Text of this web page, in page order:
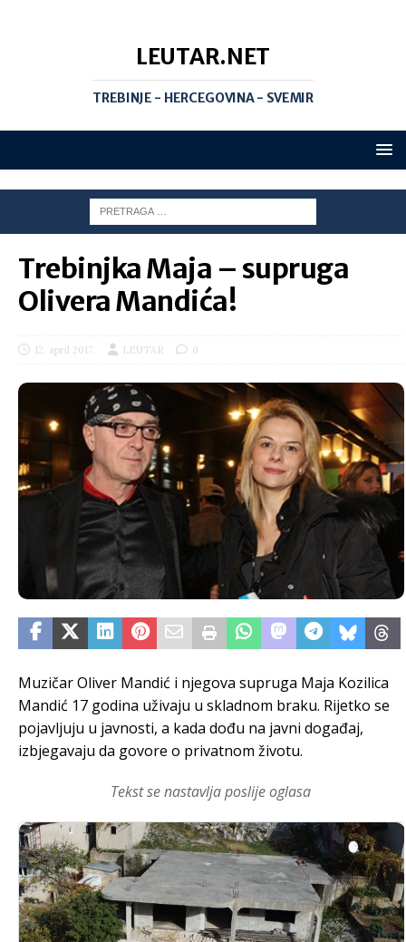
LEUTAR.NET
TREBINJE - HERCEGOVINA - SVEMIR
Trebinjka Maja – supruga
Olivera Mandića!
12. april 2017. LEUTAR 0
Muzičar Oliver Mandić i njegova supruga Maja Kozilica
Mandić 17 godina uživaju u skladnom braku. Rijetko se
pojavljuju u javnosti, a kada dođu na javni događaj,
izbjegavaju da govore o privatnom životu.
Tekst se nastavlja poslije oglasa